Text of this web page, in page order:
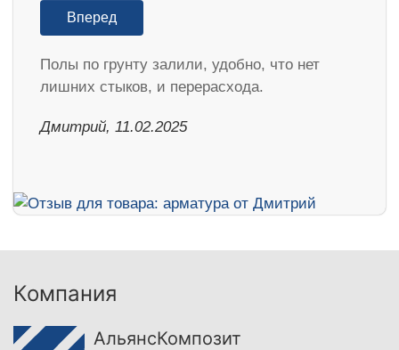
Вперед
Полы по грунту залили, удобно, что нет
лишних стыков, и перерасхода.
Дмитрий, 11.02.2025
Компания
АльянсКомпозит